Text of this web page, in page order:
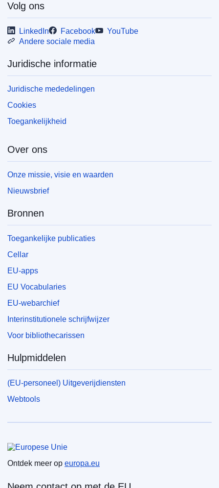
Volg ons
LinkedIn Facebook
YouTube
Andere sociale media
Juridische informatie
Juridische mededelingen
Cookies
Toegankelijkheid
Over ons
Onze missie, visie en waarden
Nieuwsbrief
Bronnen
Toegankelijke publicaties
Cellar
EU-apps
EU Vocabularies
EU-webarchief
Interinstitutionele schrijfwijzer
Voor bibliothecarissen
Hulpmiddelen
(EU-personeel) Uitgeverijdiensten
Webtools
Ontdek meer op europa.eu